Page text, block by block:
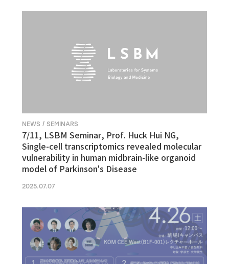
NEWS / SEMINARS
7/11, LSBM Seminar, Prof. Huck Hui NG,
Single-cell transcriptomics revealed molecular
vulnerability in human midbrain-like organoid
model of Parkinson's Disease
2025.07.07